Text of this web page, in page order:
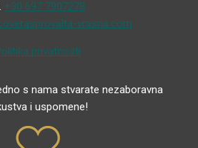
+30 697 7907278
vrasna.com
privatnosti
s nama stvarate nezaboravna
i uspomene!